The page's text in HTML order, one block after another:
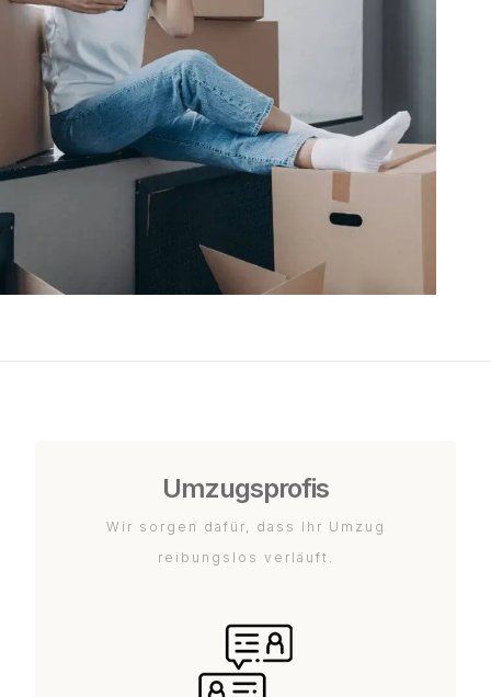
Umzugsprofis
Wir sorgen dafür, dass Ihr Umzug
reibungslos verläuft.